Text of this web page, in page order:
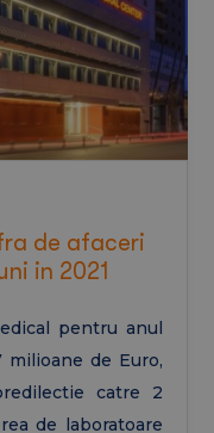
de afaceri
in 2021
pentru anul
milioane de Euro,
catre 2
de laboratoare